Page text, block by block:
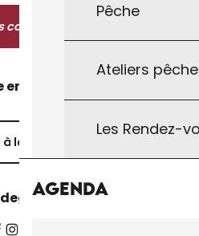
Pêche
Ateliers
Les Rendez-
Agenda
contacter
en contact ?
la newsletter
!